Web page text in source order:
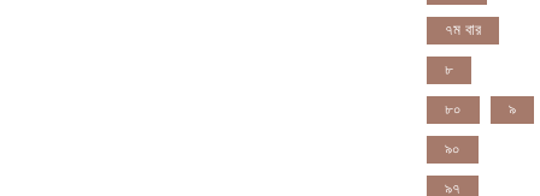
৭ম বার
৮
৮০ ৯
৯০
৯৭